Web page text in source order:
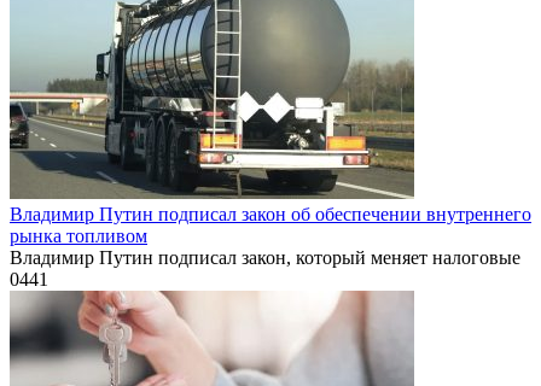
Владимир Путин подписал закон об обеспечении внутреннего
рынка топливом
Владимир Путин подписал закон, который меняет налоговые
0441